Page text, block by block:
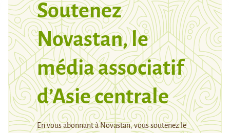
Soutenez
Novastan, le
média associatif
d’Asie centrale
En vous abonnant à Novastan, vous soutenez le